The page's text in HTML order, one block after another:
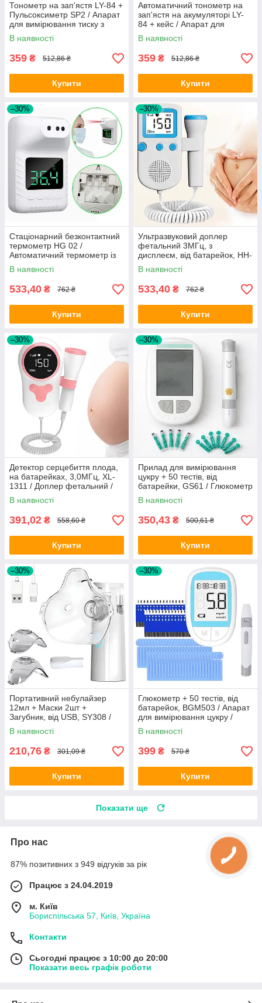
Тонометр на зап'ястя LY-84 +
Пульсоксиметр SP2 / Апарат
для вимірювання тиску з
голосом
В наявності
359 ₴ 512,86 ₴
Купити
Автоматичний тонометр на
зап'ястя на акумуляторі LY-
84 + кейс / Апарат для
вимірювання тиску з голосом
В наявності
359 ₴ 512,86 ₴
Купити
–30%
Стаціонарний безконтактний
термометр HG 02 /
Автоматичний термометр із
голосовим повідомленням та
дисплеєм
В наявності
533,40 ₴ 762 ₴
Купити
–30%
Ультразвуковий доплер
фетальний 3МГц, з
дисплеєм, від батарейок, HH-
T10 / Портативний доплер
для вагітних
В наявності
533,40 ₴ 762 ₴
Купити
–30%
Детектор серцебиття плода,
на батарейках, 3,0МГц, XL-
1311 / Доплер фетальний /
Портативний доплер
В наявності
391,02 ₴ 558,60 ₴
Купити
–30%
Прилад для вимірювання
цукру + 50 тестів, від
батарейки, GS61 / Глюкометр
/ Вимірювач цукру в крові
В наявності
350,43 ₴ 500,61 ₴
Купити
–30%
Портативний небулайзер
12мл + Маски 2шт +
Загубник, від USB, SY308 /
Ультразвуковий небулайзер
В наявності
210,76 ₴ 301,09 ₴
Купити
–30%
Глюкометр + 50 тестів, від
батарейок, BGM503 / Апарат
для вимірювання цукру /
Вимірювач цукру в крові
В наявності
399 ₴ 570 ₴
Купити
Показати ще
Про нас
87% позитивних з 949 відгуків за рік
Працює з 24.04.2019
м. Київ
Бориспільська 57, Київ, Україна
Контакти
Сьогодні працює з 10:00 до 20:00
Показати весь графік роботи